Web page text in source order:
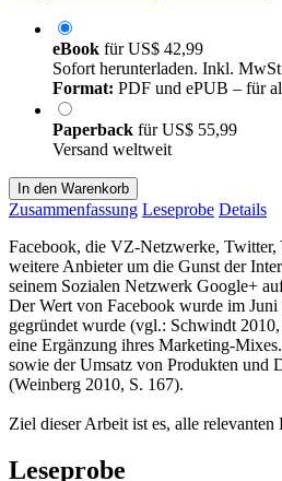
eBook fürUS$ 42,99
Sofort herunterladen. Inkl.
Format: PDF und ePUB – für
Paperback fürUS$ 55,99
Versand weltweit
In den Warenkorb
Zusammenfassung Leseprobe Details
Facebook, die VZ-Netzwerke, Twitter,
weitere Anbieter um die Gunst der
seinem Sozialen Netzwerk Google+
Der Wert von Facebook wurde im
gegründet wurde (vgl.: Schwindt
eine Ergänzung ihres Marketing-
sowie der Umsatz von Produkten und
(Weinberg 2010, S. 167).
Ziel dieser Arbeit ist es, alle
Leseprobe